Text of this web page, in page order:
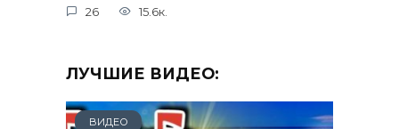
26 15.6к.
ЛУЧШИЕ ВИДЕО:
ВИДЕО